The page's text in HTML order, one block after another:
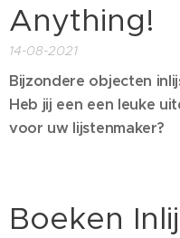
Anything!
14-08-2021
Bijzondere objecten
Heb jij een een leuke
voor uw lijstenmaker?
Boeken